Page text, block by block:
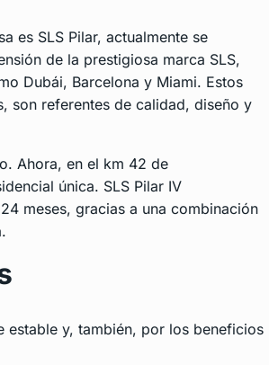
es SLS Pilar, actualmente se
de la prestigiosa marca SLS,
Dubái, Barcelona y Miami. Estos
son referentes de calidad, diseño y
Ahora, en el km 42 de
única. SLS Pilar IV
meses, gracias a una combinación
estable y, también, por los beneficios